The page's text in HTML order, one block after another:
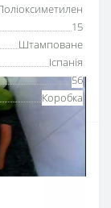
15
Штамповане
Іспанія
56
Коробка
тонких,